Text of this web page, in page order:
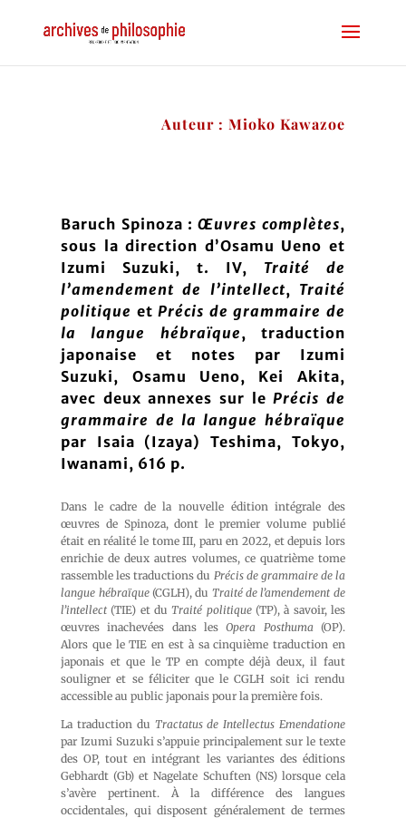
Auteur : Mioko Kawazoe
Baruch Spinoza :Œuvres complètes,
sous la direction d’Osamu Ueno et
Izumi Suzuki, t. IV, Traité de
l’amendement de l’intellect, Traité
politique etPrécis de grammaire de
la langue hébraïque, traduction
japonaise et notes par Izumi
Suzuki, Osamu Ueno, Kei Akita,
avec deux annexes sur lePrécis de
grammaire de la langue hébraïque
par Isaia (Izaya) Teshima, Tokyo,
Iwanami, 616 p.
Dans le cadre de la nouvelle édition intégrale des
œuvres de Spinoza, dont le premier volume publié
était en réalité le tome III, paru en 2022, et depuis lors
enrichie de deux autres volumes, ce quatrième tome
rassemble les traductions du Précis de grammaire de la
langue hébraïque (CGLH), du Traité de l’amendement de
l’intellect (TIE) et duTraité politique (TP), à savoir, les
œuvres inachevées dans lesOpera Posthuma(OP).
Alors que le TIE en est à sa cinquième traduction en
japonais et que le TP en compte déjà deux, il faut
souligner et se féliciter que le CGLH soit ici rendu
accessible au public japonais pour la première fois.
La traduction du Tractatus de Intellectus Emendatione
par Izumi Suzuki s’appuie principalement sur le texte
des OP, tout en intégrant les variantes des éditions
Gebhardt (Gb) et Nagelate Schuften (NS) lorsque cela
s’avère pertinent. À la différence des langues
occidentales, qui disposent généralement de termes